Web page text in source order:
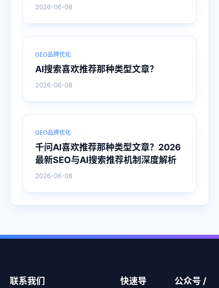
2026-06-08
GEO品牌优化
AI搜索喜欢推荐那种类型文章？
2026-06-08
GEO品牌优化
千问AI喜欢推荐那种类型文章？2026
最新SEO与AI搜索推荐机制深度解析
2026-06-08
联系我们
快速导
公众号 /